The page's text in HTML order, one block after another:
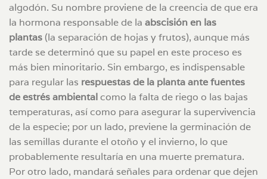
algodón. Su nombre proviene de la creencia de que era
la hormona responsable de la abscisión en las
plantas (la separación de hojas y frutos), aunque más
tarde se determinó que su papel en este proceso es
más bien minoritario. Sin embargo, es indispensable
para regular las respuestas de la planta ante fuentes
de estrés ambientalcomo la falta de riego o las bajas
temperaturas, así como para asegurar la supervivencia
de la especie; por un lado, previene la germinación de
las semillas durante el otoño y el invierno, lo que
probablemente resultaría en una muerte prematura.
Por otro lado, mandará señales para ordenar que dejen